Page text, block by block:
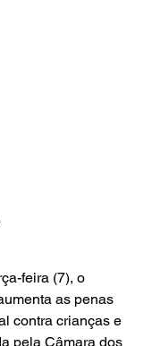
feira (7), o
as penas
contra crianças e
pela Câmara dos